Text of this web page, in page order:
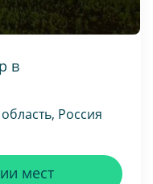
в
Россия
мест